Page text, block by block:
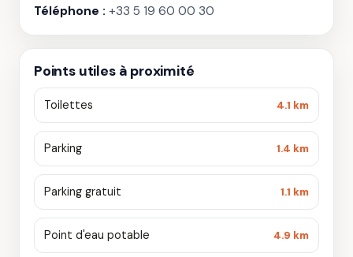
Téléphone : +33 5 19 60 00 30
Points utiles à proximité
Toilettes 4.1 km
Parking 1.4 km
Parking gratuit 1.1 km
Point d'eau potable 4.9 km